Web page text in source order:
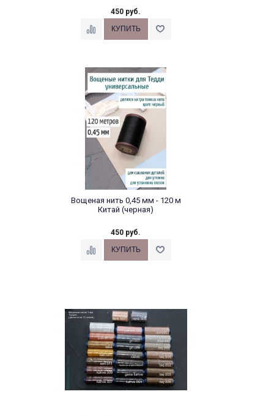
450 руб.
Вощеная нить 0,45 мм - 120 м
Китай (черная)
450 руб.